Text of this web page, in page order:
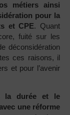
métiers ainsi
pour la
et CPE. Quant
fuité sur les
déconsidération
ces raisons, il
et pour l’avenir
la durée et le
une réforme